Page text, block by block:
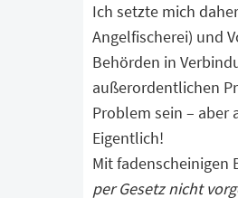
Ich setzte mich
Angelfischerei) und
Behörden in
außerordentlichen
Problem sein – aber
Eigentlich!
Mit fadenscheinigen
per Gesetz nicht